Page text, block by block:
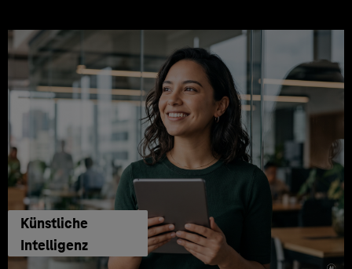
Künstliche
Intelligenz